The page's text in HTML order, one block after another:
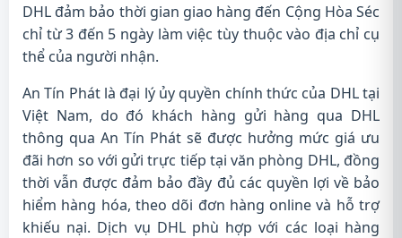
DHL đảm bảo thời gian giao hàng đến Cộng Hòa Séc
chỉ từ 3 đến 5 ngày làm việc tùy thuộc vào địa chỉ cụ
thể của người nhận.
An Tín Phát là đại lý ủy quyền chính thức của DHL tại
Việt Nam, do đó khách hàng gửi hàng qua DHL
thông qua An Tín Phát sẽ được hưởng mức giá ưu
đãi hơn so với gửi trực tiếp tại văn phòng DHL, đồng
thời vẫn được đảm bảo đầy đủ các quyền lợi về bảo
hiểm hàng hóa, theo dõi đơn hàng online và hỗ trợ
khiếu nại. Dịch vụ DHL phù hợp với các loại hàng